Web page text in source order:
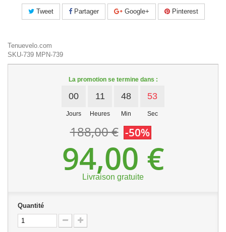
Tweet Partager Google+ Pinterest
Tenuevelo.com
SKU-739 MPN-739
La promotion se termine dans :
00
Jours
11
Heures
48
Min
53
Sec
188,00 € -50%
94,00 €
Livraison gratuite
Quantité